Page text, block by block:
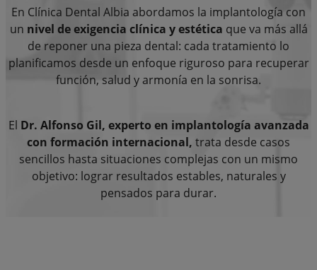
En Clínica Dental Albia abordamos la implantología con
un nivel de exigencia clínica y estética que va más allá
de reponer una pieza dental: cada tratamiento lo
planificamos desde un enfoque riguroso para recuperar
función, salud y armonía en la sonrisa.
El Dr. Alfonso Gil, experto en implantología avanzada
con formación internacional, trata desde casos
sencillos hasta situaciones complejas con un mismo
objetivo: lograr resultados estables, naturales y
pensados para durar.